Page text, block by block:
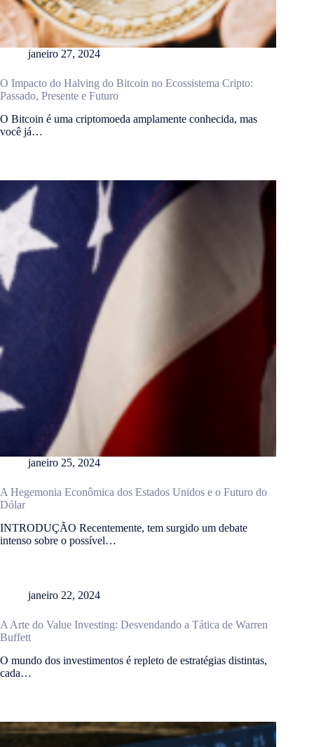
janeiro 27, 2024
O Impacto do Halving do Bitcoin no Ecossistema Cripto:
Passado, Presente e Futuro
O Bitcoin é uma criptomoeda amplamente conhecida, mas
você já…
janeiro 25, 2024
A Hegemonia Econômica dos Estados Unidos e o Futuro do
Dólar
INTRODUÇÃO Recentemente, tem surgido um debate
intenso sobre o possível…
janeiro 22, 2024
A Arte do Value Investing: Desvendando a Tática de Warren
Buffett
O mundo dos investimentos é repleto de estratégias distintas,
cada…